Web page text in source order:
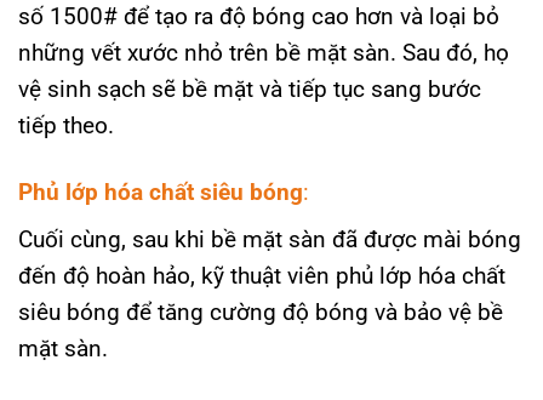
số 1500# để tạo ra độ bóng cao hơn và loại bỏ
những vết xước nhỏ trên bề mặt sàn. Sau đó, họ
vệ sinh sạch sẽ bề mặt và tiếp tục sang bước
tiếp theo.
Phủ lớp hóa chất siêu bóng:
Cuối cùng, sau khi bề mặt sàn đã được mài bóng
đến độ hoàn hảo, kỹ thuật viên phủ lớp hóa chất
siêu bóng để tăng cường độ bóng và bảo vệ bề
mặt sàn.